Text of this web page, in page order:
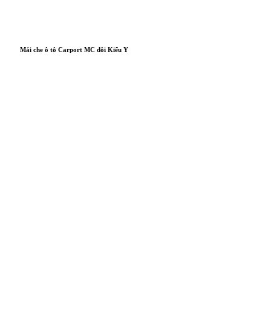
Mái che ô tô Carport MC đôi Kiểu Y